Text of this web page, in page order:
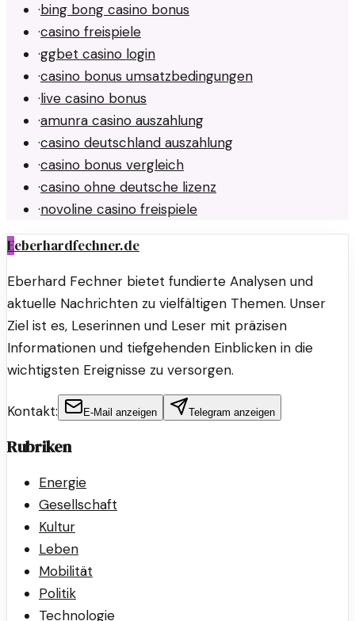
·bing bong casino bonus
·casino freispiele
·ggbet casino login
·casino bonus umsatzbedingungen
·live casino bonus
·amunra casino auszahlung
·casino deutschland auszahlung
·casino bonus vergleich
·casino ohne deutsche lizenz
·novoline casino freispiele
Eeberhardfechner.de
Eberhard Fechner bietet fundierte Analysen und
aktuelle Nachrichten zu vielfältigen Themen. Unser
Ziel ist es, Leserinnen und Leser mit präzisen
Informationen und tiefgehenden Einblicken in die
wichtigsten Ereignisse zu versorgen.
Kontakt: E-Mail anzeigen Telegram anzeigen
Rubriken
Energie
Gesellschaft
Kultur
Leben
Mobilität
Politik
Technologie